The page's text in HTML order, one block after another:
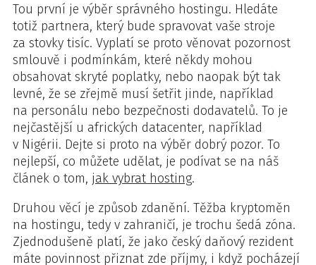
Tou první je výběr správného hostingu. Hledáte
totiž partnera, který bude spravovat vaše stroje
za stovky tisíc. Vyplatí se proto věnovat pozornost
smlouvě i podmínkám, které někdy mohou
obsahovat skryté poplatky, nebo naopak být tak
levné, že se zřejmě musí šetřit jinde, například
na personálu nebo bezpečnosti dodavatelů. To je
nejčastější u afrických datacenter, například
v Nigérii. Dejte si proto na výběr dobrý pozor. To
nejlepší, co můžete udělat, je podívat se na náš
článek o tom, jak vybrat hosting.
Druhou věcí je způsob zdanění. Těžba kryptoměn
na hostingu, tedy v zahraničí, je trochu šedá zóna.
Zjednodušeně platí, že jako český daňový rezident
máte povinnost přiznat zde příjmy, i když pocházejí